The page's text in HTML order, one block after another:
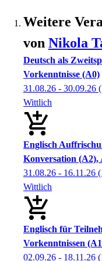
Weitere
von Nikola
Deutsch als
Vorkenntnisse (A0)
31.08.26 - 30.09.26
Wittlich
Englisch
Konversation (A2),
31.08.26 - 16.11.26
Wittlich
Englisch für
Vorkenntnissen
02.09.26 - 18.11.26